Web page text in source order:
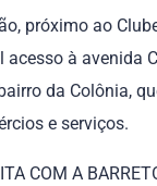
próximo ao
acesso à avenida
da Colônia,
e serviços.
COM A